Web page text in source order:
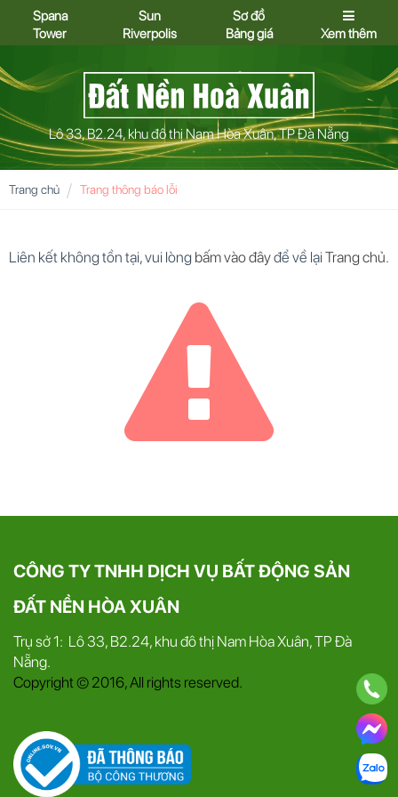
Spana
Tower
Sun
Riverpolis
Sơ đồ
Bảng giá
Xem thêm
Lô 33, B2.24, khu đô thị Nam Hòa Xuân, TP Đà Nẵng
Trang chủ Trang thông báo lỗi
Liên kết không tồn tại, vui lòng bấm vào đâyđể về lại Trang chủ.
CÔNG TY TNHH DỊCH VỤ BẤT ĐỘNG SẢN
ĐẤT NỀN HÒA XUÂN
Trụ sở 1: Lô 33, B2.24, khu đô thị Nam Hòa Xuân, TP Đà
Nẵng.
Copyright © 2016, All rights reserved.